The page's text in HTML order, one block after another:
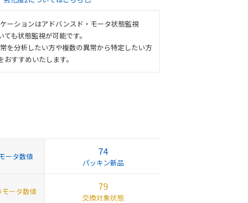
ーションはアドバンスド・モータ状態監視
ても状態監視が可能です。
を分析したい方や複数の異常から特定したい方
おすすめいたします。
ータ数値 74
パッキン新品
モータ数値 79
交換対象状態